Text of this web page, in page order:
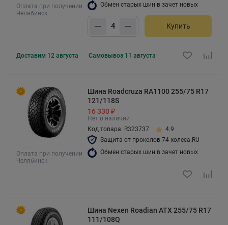
Оплата при получении
Челябинск
Обмен старых шин в зачет новых
Купить
Доставим 12 августа Самовывоз 11 августа
Оплата при получении
Челябинск
Шина Roadcruza RA1100 255/75 R17
121/118S
16 330 ₽
Нет в наличии
Код товара: R323737
4.9
Защита от проколов 74 колеса.RU
Обмен старых шин в зачет новых
Шина Nexen Roadian ATX 255/75 R17
111/108Q